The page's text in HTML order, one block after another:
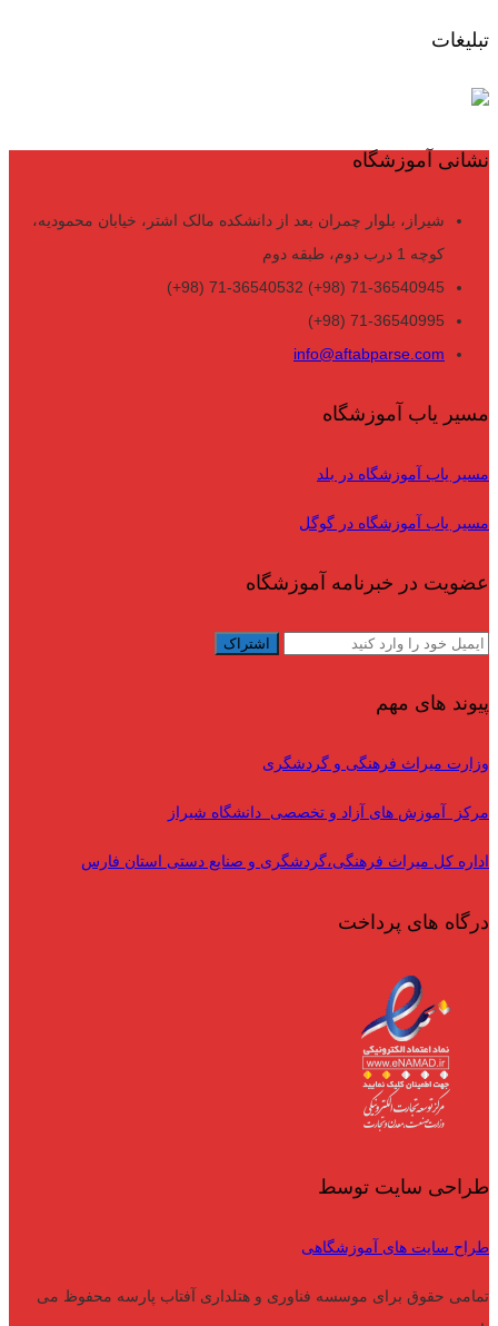
تبلیغات
نشانی آموزشگاه
شیراز، بلوار چمران بعد از دانشکده مالک اشتر، خیابان محمودیه،
کوچه 1 درب دوم، طبقه دوم
71-36540945 (98+) 71-36540532 (98+)
71-36540995 (98+)
info@aftabparse.com
مسیر یاب آموزشگاه
مسیر یاب آموزشگاه در بلد
مسیر یاب آموزشگاه در گوگل
عضویت در خبرنامه آموزشگاه
پیوند های مهم
وزارت میراث فرهنگی و گردشگری
مرکز آموزش های آزاد و تخصصی دانشگاه شیراز
اداره کل میراث فرهنگی،گردشگری و صنایع دستی استان فارس
درگاه های پرداخت
طراحی سایت توسط
طراح سایت های آموزشگاهی
تمامی حقوق برای موسسه فناوری و هتلداری آفتاب پارسه محفوظ می